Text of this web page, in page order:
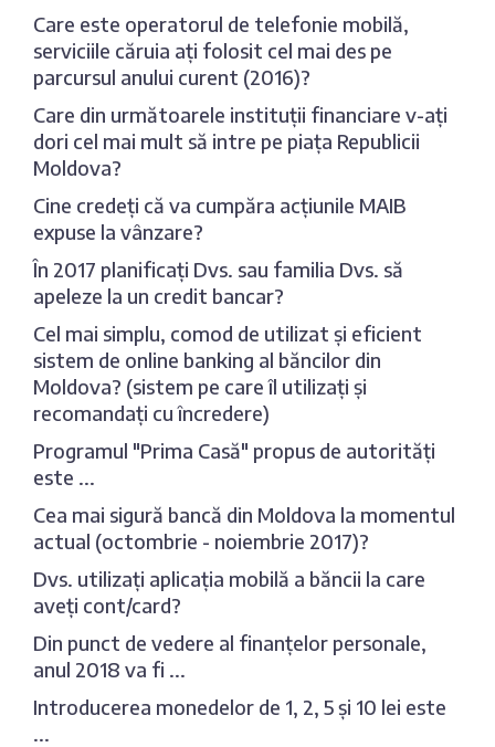
Care este operatorul de telefonie mobilă,
serviciile căruia ați folosit cel mai des pe
parcursul anului curent (2016)?
Care din următoarele instituții financiare v-ați
dori cel mai mult să intre pe piața Republicii
Moldova?
Cine credeți că va cumpăra acțiunile MAIB
expuse la vânzare?
În 2017 planificați Dvs. sau familia Dvs. să
apeleze la un credit bancar?
Cel mai simplu, comod de utilizat și eficient
sistem de online banking al băncilor din
Moldova? (sistem pe care îl utilizați și
recomandați cu încredere)
Programul "Prima Casă" propus de autorități
este ...
Cea mai sigură bancă din Moldova la momentul
actual (octombrie - noiembrie 2017)?
Dvs. utilizați aplicația mobilă a băncii la care
aveți cont/card?
Din punct de vedere al finanțelor personale,
anul 2018 va fi ...
Introducerea monedelor de 1, 2, 5 și 10 lei este
...